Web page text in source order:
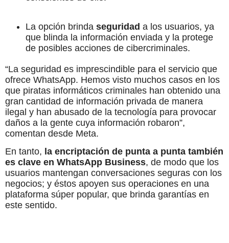
La opción brinda seguridad a los usuarios, ya
que blinda la información enviada y la protege
de posibles acciones de cibercriminales.
“La seguridad es imprescindible para el servicio que
ofrece WhatsApp. Hemos visto muchos casos en los
que piratas informáticos criminales han obtenido una
gran cantidad de información privada de manera
ilegal y han abusado de la tecnología para provocar
daños a la gente cuya información robaron”,
comentan desde Meta.
En tanto, la encriptación de punta a punta también
es clave en WhatsApp Business, de modo que los
usuarios mantengan conversaciones seguras con los
negocios; y éstos apoyen sus operaciones en una
plataforma súper popular, que brinda garantías en
este sentido.